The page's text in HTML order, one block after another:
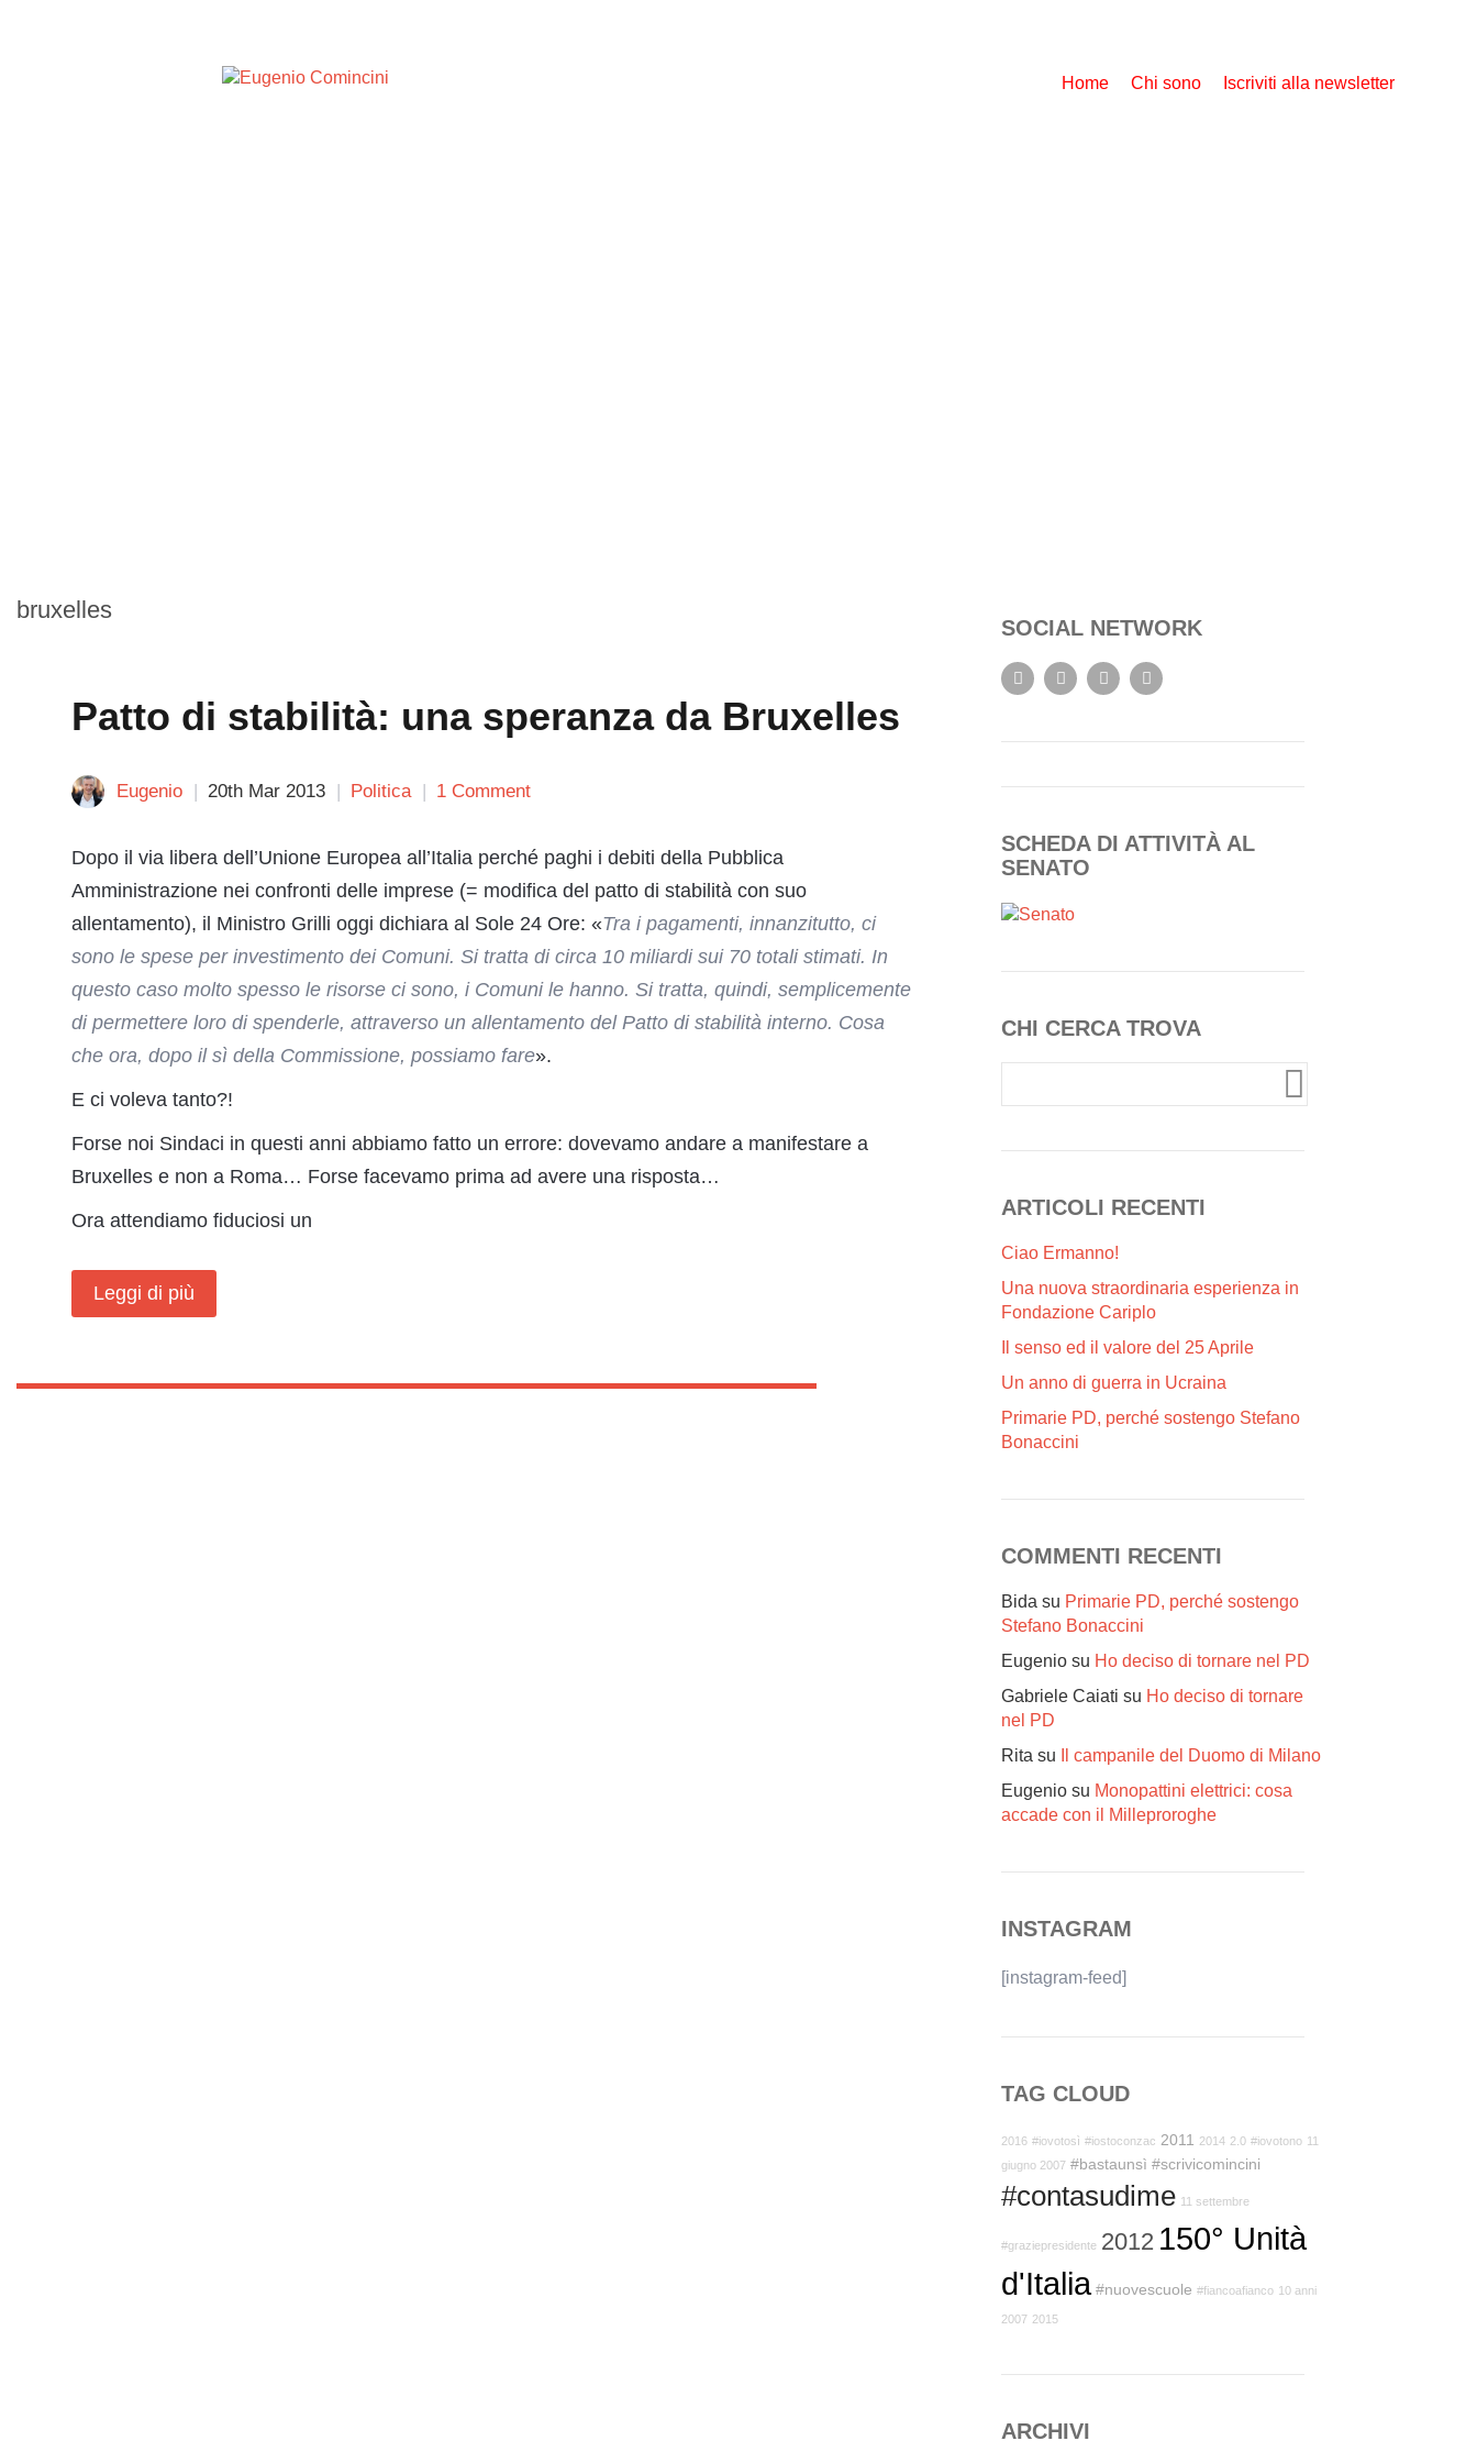
Home Chi sono Iscriviti alla newsletter
bruxelles
Patto di stabilità: una speranza da Bruxelles
Eugenio 20th Mar 2013 Politica 1 Comment
Dopo il via libera dell’Unione Europea all’Italia perché paghi i debiti della Pubblica
Amministrazione nei confronti delle imprese (= modifica del patto di stabilità con suo
allentamento), il Ministro Grilli oggi dichiara al Sole 24 Ore: «Tra i pagamenti, innanzitutto, ci
sono le spese per investimento dei Comuni. Si tratta di circa 10 miliardi sui 70 totali stimati. In
questo caso molto spesso le risorse ci sono, i Comuni le hanno. Si tratta, quindi, semplicemente
di permettere loro di spenderle, attraverso un allentamento del Patto di stabilità interno. Cosa
che ora, dopo il sì della Commissione, possiamo fare».
E ci voleva tanto?!
Forse noi Sindaci in questi anni abbiamo fatto un errore: dovevamo andare a manifestare a
Bruxelles e non a Roma… Forse facevamo prima ad avere una risposta…
Ora attendiamo fiduciosi un
Leggi di più
SOCIAL NETWORK
SCHEDA DI ATTIVITÀ AL
SENATO
CHI CERCA TROVA
ARTICOLI RECENTI
Ciao Ermanno!
Una nuova straordinaria esperienza in
Fondazione Cariplo
Il senso ed il valore del 25 Aprile
Un anno di guerra in Ucraina
Primarie PD, perché sostengo Stefano
Bonaccini
COMMENTI RECENTI
Bida su Primarie PD, perché sostengo
Stefano Bonaccini
Eugenio su Ho deciso di tornare nel PD
Gabriele Caiati su Ho deciso di tornare
nel PD
Rita su
Il campanile del Duomo di Milano
Eugenio su Monopattini elettrici: cosa
accade con il Milleproroghe
INSTAGRAM
[instagram-feed]
TAG CLOUD
2016 #iovotosì #iostoconzac 2011 2014 2.0 #iovotono 11
giugno 2007 #bastaunsì #scrivicomincini
#contasudime 11 settembre
#graziepresidente 2012 150° Unità
d'Italia #nuovescuole #fiancoafianco 10 anni
2007 2015
ARCHIVI